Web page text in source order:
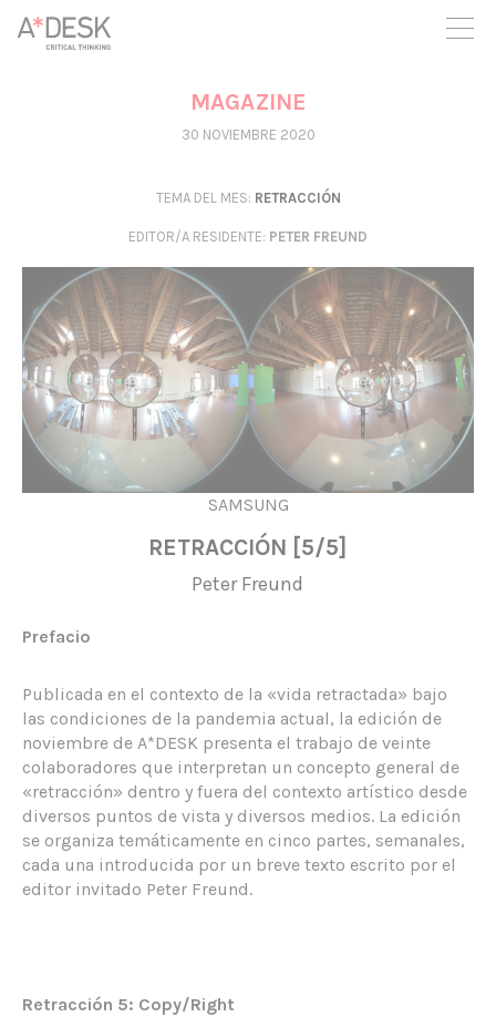
crees también en A*DESK seguimos necesitándote para poder
seguir adelante. Ahora puedes participar del proyecto y
apoyarlo.
MAGAZINE
30 NOVIEMBRE 2020
TEMA DEL MES: RETRACCIÓN
EDITOR/A RESIDENTE: PETER FREUND
SAMSUNG
RETRACCIÓN [5/5]
Peter Freund
Prefacio
Publicada en el contexto de la «vida retractada» bajo
las condiciones de la pandemia actual, la edición de
noviembre de A*DESK presenta el trabajo de veinte
colaboradores que interpretan un concepto general de
«retracción» dentro y fuera del contexto artístico desde
diversos puntos de vista y diversos medios. La edición
se organiza temáticamente en cinco partes, semanales,
cada una introducida por un breve texto escrito por el
editor invitado Peter Freund.
Retracción 5: Copy/Right